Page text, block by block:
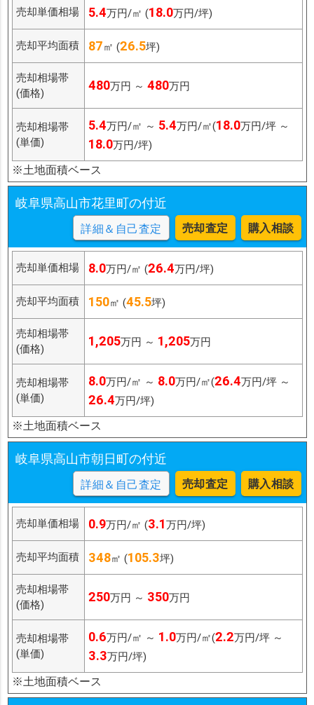
売却単価相場 5.4万円/㎡ (18.0万円/坪)
売却平均面積 87㎡ (26.5坪)
売却相場帯
(価格)
480万円 ～ 480万円
売却相場帯
(単価)
5.4万円/㎡ ～ 5.4万円/㎡(18.0万円/坪 ～
18.0万円/坪)
※土地面積ベース
岐阜県高山市花里町の付近
詳細＆自己査定 売却査定 購入相談
売却単価相場 8.0万円/㎡ (26.4万円/坪)
売却平均面積 150㎡ (45.5坪)
売却相場帯
(価格)
1,205万円 ～ 1,205万円
売却相場帯
(単価)
8.0万円/㎡ ～ 8.0万円/㎡(26.4万円/坪 ～
26.4万円/坪)
※土地面積ベース
岐阜県高山市朝日町の付近
詳細＆自己査定 売却査定 購入相談
売却単価相場 0.9万円/㎡ (3.1万円/坪)
売却平均面積 348㎡ (105.3坪)
売却相場帯
(価格)
250万円 ～ 350万円
売却相場帯
(単価)
0.6万円/㎡ ～ 1.0万円/㎡(2.2万円/坪 ～
3.3万円/坪)
※土地面積ベース